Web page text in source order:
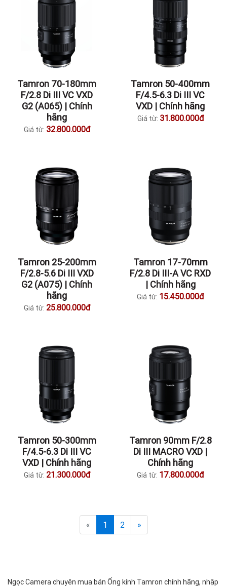
Tamron 70-180mm
F/2.8 Di III VC VXD
G2 (A065) | Chính
hãng
Giá từ: 32.800.000đ
Tamron 50-400mm
F/4.5-6.3 Di III VC
VXD | Chính hãng
Giá từ: 31.800.000đ
Tamron 25-200mm
F/2.8-5.6 Di III VXD
G2 (A075) | Chính
hãng
Giá từ: 25.800.000đ
Tamron 17-70mm
F/2.8 Di III-A VC RXD
| Chính hãng
Giá từ: 15.450.000đ
Tamron 50-300mm
F/4.5-6.3 Di III VC
VXD | Chính hãng
Giá từ: 21.300.000đ
Tamron 90mm F/2.8
Di III MACRO VXD |
Chính hãng
Giá từ: 17.800.000đ
« 1 2 »
Ngọc Camera chuyên mua bán Ống kính Tamron chính hãng, nhập